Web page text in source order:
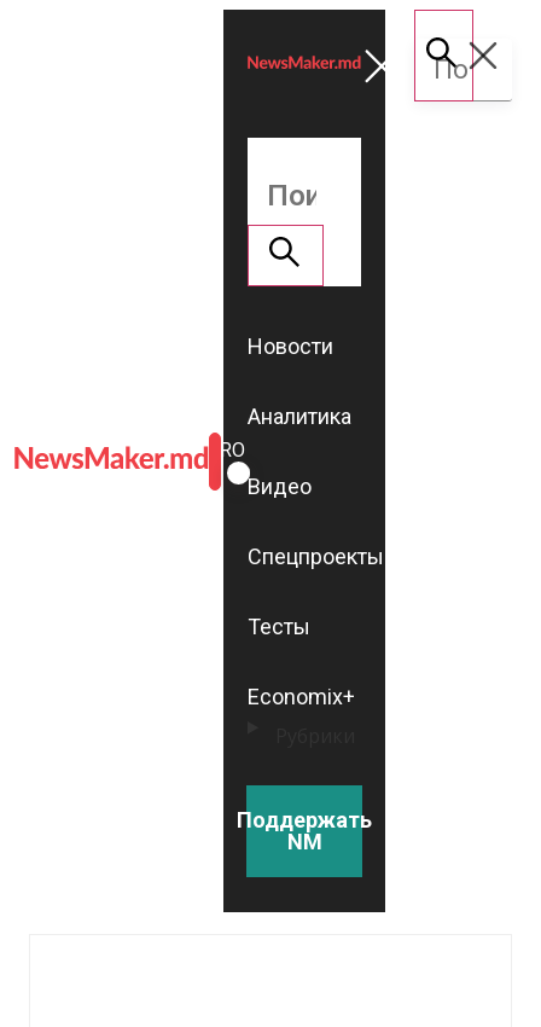
ROMÂNĂ
RU
Новости
Аналитика
Видео
Спецпроекты
Тесты
Economix+
Поддержать
NM